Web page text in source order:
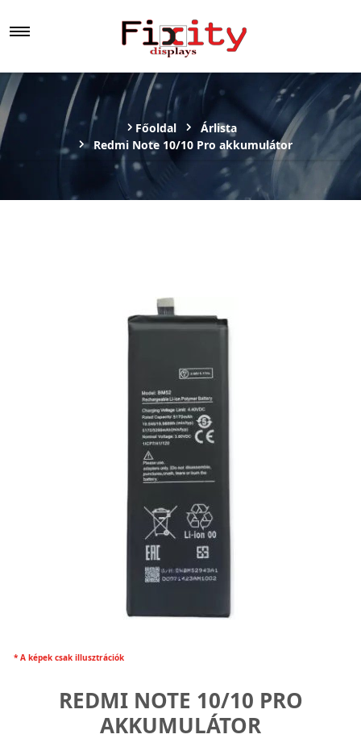
Főoldal
Árlista
Redmi Note 10/10 Pro akkumulátor
* A képek csak illusztrációk
REDMI NOTE 10/10 PRO
AKKUMULÁTOR